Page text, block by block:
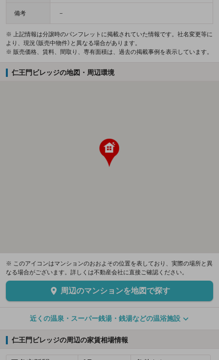
備考 －
※ 上記情報は分譲時のパンフレットに掲載されていた情報です。社名変更等に
より、現況（販売中物件）と異なる場合があります。
※ 販売価格、賃料、間取り、専有面積は、過去の掲載事例を表示しています。
仁王門ビレッジの地図・周辺環境
※ このアイコンはマンションのおおよその位置を表しており、実際の場所と異
なる場合がございます。詳しくは不動産会社に直接ご確認ください。
周辺のマンションを地図で探す
近くの温泉・スーパー銭湯・銭湯などの温浴施設
仁王門ビレッジの周辺の家賃相場情報